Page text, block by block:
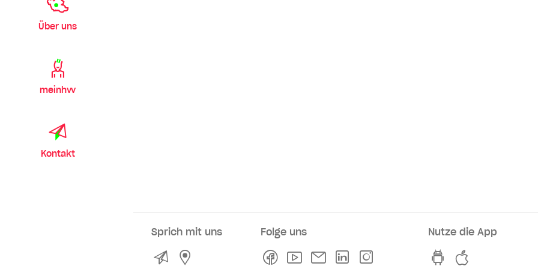
Über uns
meinhvv
Kontakt
Sprich mit uns
KontaktService- und Verkaufsstellen
Folge uns
FacebookYoutubeNewsletterLinkedln
Nutze die App
hvv switch App